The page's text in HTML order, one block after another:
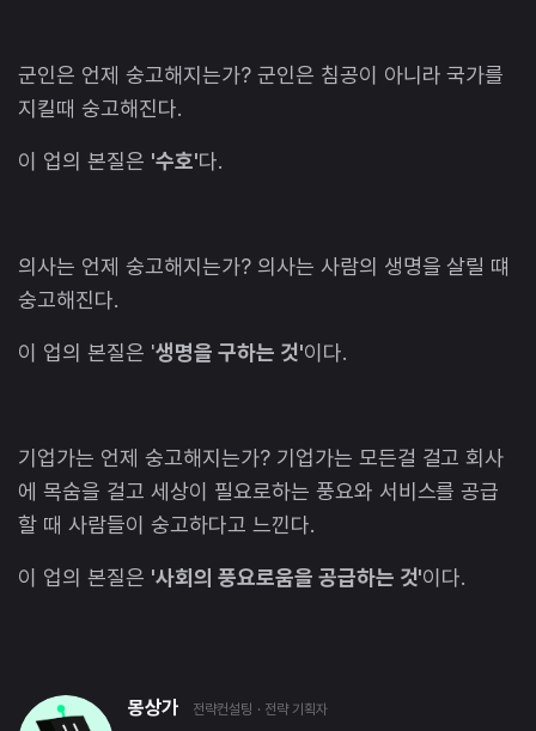
군인은 언제 숭고해지는가? 군인은 침공이 아니라 국가를
지킬때 숭고해진다.
이 업의 본질은 '수호'다.
의사는 언제 숭고해지는가? 의사는 사람의 생명을 살릴 떄
숭고해진다.
이 업의 본질은 '생명을 구하는 것'이다.
기업가는 언제 숭고해지는가? 기업가는 모든걸 걸고 회사
에 목숨을 걸고 세상이 필요로하는 풍요와 서비스를 공급
할 때 사람들이 숭고하다고 느낀다.
이 업의 본질은 '사회의 풍요로움을 공급하는 것'이다.
몽상가 전략컨설팅 · 전략 기획자